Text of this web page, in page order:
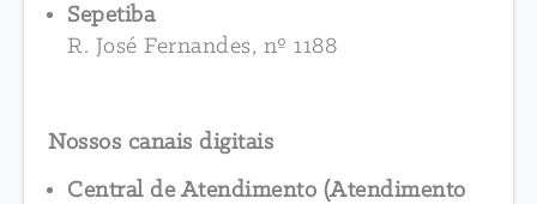
Sepetiba
R. José Fernandes, nº 1188
Nossos canais digitais
Central de Atendimento (Atendimento